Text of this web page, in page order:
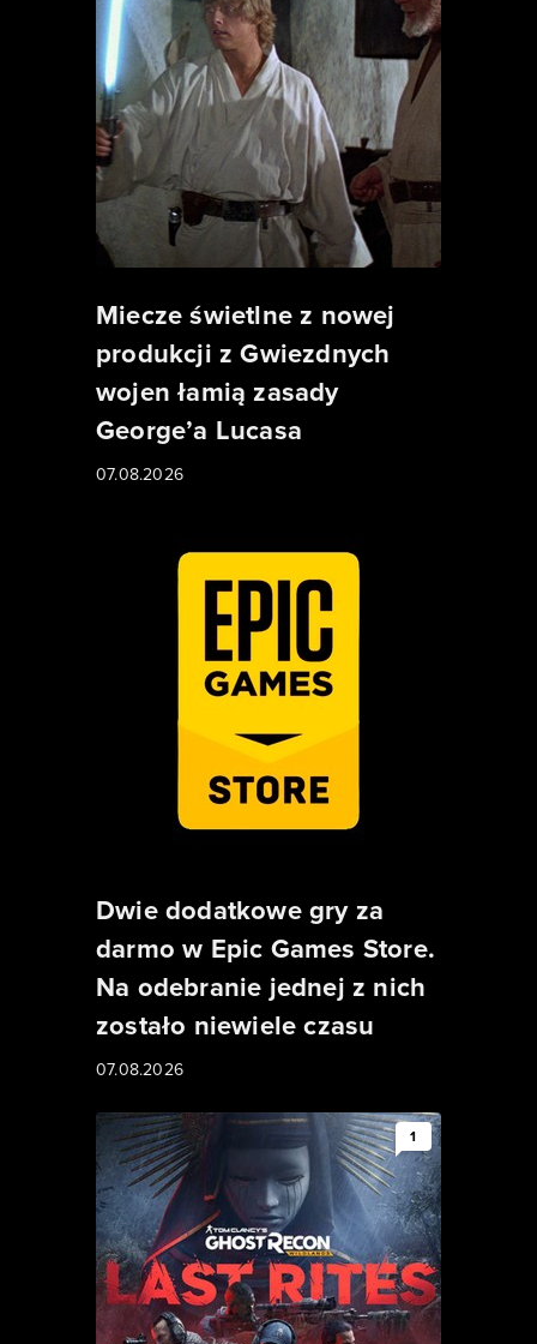
Miecze świetlne z nowej
produkcji z Gwiezdnych
wojen łamią zasady
George’a Lucasa
07.08.2026
Dwie dodatkowe gry za
darmo w Epic Games Store.
Na odebranie jednej z nich
zostało niewiele czasu
07.08.2026
1